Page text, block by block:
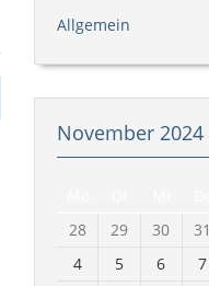
Allgemein
November 2024
28
29 30 31
4
5 6 7